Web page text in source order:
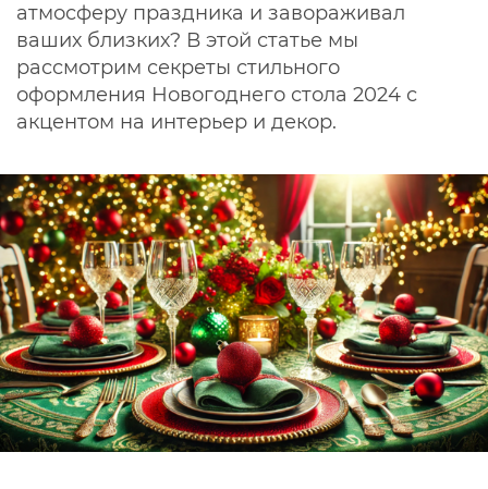
атмосферу праздника и завораживал
ваших близких? В этой статье мы
рассмотрим секреты стильного
оформления Новогоднего стола 2024 с
акцентом на интерьер и декор.